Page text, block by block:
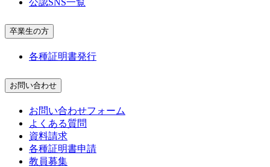
公認SNS一覧
卒業生の方
各種証明書発行
お問い合わせ
お問い合わせフォーム
よくある質問
資料請求
各種証明書申請
教員募集